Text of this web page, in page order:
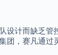
计而缺乏管
，赛凡通